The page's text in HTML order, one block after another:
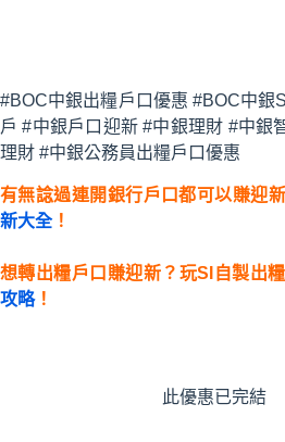
#BOC中銀出糧戶口優惠 #BOC中銀
戶 #中銀戶口迎新 #中銀理財 #中銀
理財 #中銀公務員出糧戶口優惠
有無諗過連開銀行戶口都可以賺迎
新大全！
想轉出糧戶口賺迎新？玩SI自製出
攻略！
此優惠已完結